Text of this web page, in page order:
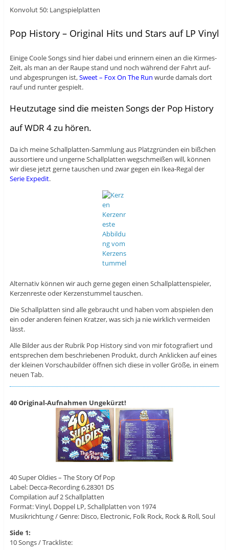
Konvolut 50: Langspielplatten
Pop History – Original Hits und Stars auf LP Vinyl
Einige Coole Songs sind hier dabei und erinnern einen an die Kirmes-
Zeit, als man an der Raupe stand und noch während der Fahrt auf-
und abgesprungen ist,Sweet – Fox On The Run wurde damals dort
rauf und runter gespielt.
Heutzutage sind die meisten Songs der Pop History
auf WDR 4 zu hören.
Da ich meine Schallplatten-Sammlung aus Platzgründen ein bißchen
aussortiere und ungerne Schallplatten wegschmeißen will, können
wir diese jetzt gerne tauschen und zwar gegen ein Ikea-Regal der
Serie Expedit.
Alternativ können wir auch gerne gegen einen Schallplattenspieler,
Kerzenreste oder Kerzenstummel tauschen.
Die Schallplatten sind alle gebraucht und haben vom abspielen den
ein oder anderen feinen Kratzer, was sich ja nie wirklich vermeiden
lässt.
Alle Bilder aus der Rubrik Pop History sind von mir fotografiert und
entsprechen dem beschriebenen Produkt, durch Anklicken auf eines
der kleinen Vorschaubilder öffnen sich diese in voller Größe, in einem
neuen Tab.
40 Original-Aufnahmen Ungekürzt!
40 Super Oldies – The Story Of Pop
Label: Decca-Recording 6.28301 DS
Compilation auf 2 Schallplatten
Format: Vinyl, Doppel LP, Schallplatten von 1974
Musikrichtung / Genre: Disco, Electronic, Folk Rock, Rock & Roll, Soul
Side 1:
10 Songs / Trackliste: